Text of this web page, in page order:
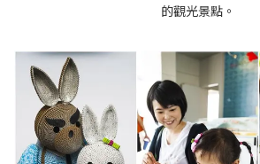
的觀光景點。